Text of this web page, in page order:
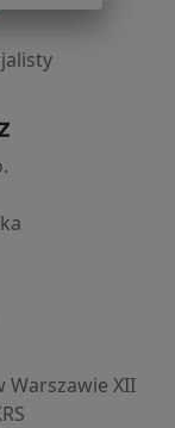
główna
Warszawie XII